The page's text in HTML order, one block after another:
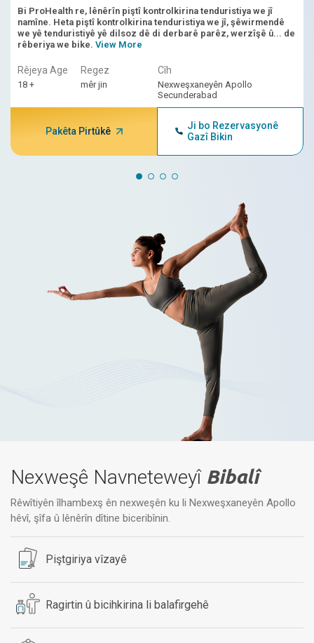
Bi ProHealth re, lênêrîn piştî kontrolkirina tenduristiya we jî
namîne. Heta piştî kontrolkirina tenduristiya we jî, şêwirmendê
we yê tenduristiyê yê dilsoz dê di derbarê parêz, werzîşê û... de
rêberiya we bike. View More
Rêjeya Age
18 +
Regez
mêr jin
Cîh
Nexweşxaneyên Apollo
Secunderabad
Pakêta Pirtûkê
Ji bo Rezervasyonê
Gazî Bikin
Nexweşê Navneteweyî Bibalî
Rêwîtiyên îlhambexş ên nexweşên ku li Nexweşxaneyên Apollo
hêvî, şîfa û lênêrîn dîtine biceribînin.
Piştgiriya vîzayê
Ragirtin û bicihkirina li balafirgehê